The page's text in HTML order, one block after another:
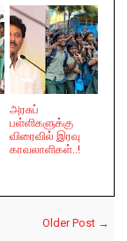
அரசுப்
பள்ளிகளுக்கு
விரைவில் இரவு
காவலாளிகள்..!
Older Post →